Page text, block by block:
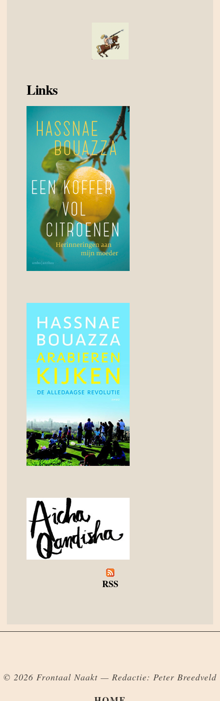
Links
RSS
© 2026 Frontaal Naakt — Redactie: Peter Breedveld